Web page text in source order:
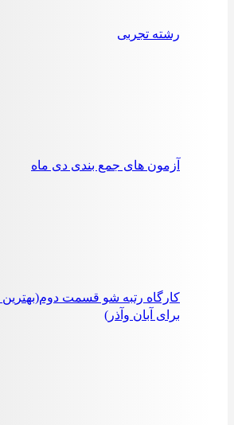
رشته تجربی
آزمون های جمع بندی دی ماه
کارگاه رتبه شو قسمت دوم(بهترین
برای آبان وآذر)